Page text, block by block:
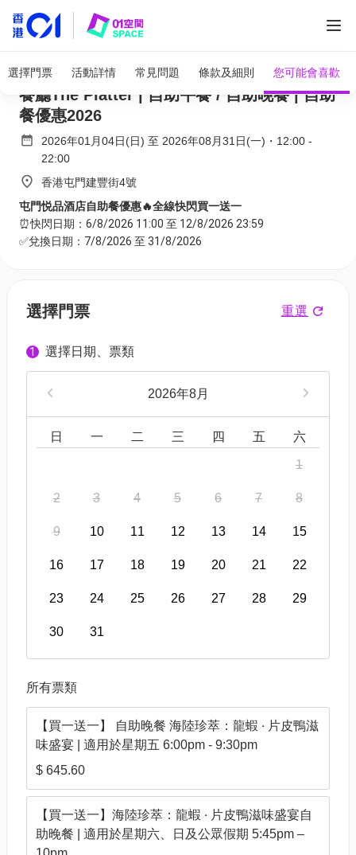
選擇門票 活動詳情 常見問題 條款及細則 您可能會喜歡
屯門悦品酒店自助餐快閃買一送一 | 火車主題
餐廳The Platter | 自助午餐 / 自助晚餐 | 自助
餐優惠2026
2026年01月04日(日) 至 2026年08月31日(一) ・ 12:00 -
22:00
香港屯門建豐街4號
屯門悦品酒店自助餐優惠🔥全線快閃買一送一
⏰快閃日期：6/8/2026 11:00 至 12/8/2026 23:59
✅兌換日期：7/8/2026 至 31/8/2026
選擇門票 重選
1 選擇日期、票類
2026年8月
日 一 二 三 四 五 六
1
2 3 4 5 6 7 8
9 10 11 12 13 14 15
16 17 18 19 20 21 22
23 24 25 26 27 28 29
30 31
所有票類
【買一送一】 自助晚餐 海陸珍萃：龍蝦 ‧ 片皮鴨滋
味盛宴 | 適用於星期五 6:00pm - 9:30pm
$ 645.60
【買一送一】海陸珍萃：龍蝦 ‧ 片皮鴨滋味盛宴自
助晚餐 | 適用於星期六、日及公眾假期 5:45pm –